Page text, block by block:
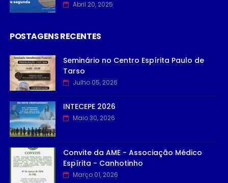
Abril 20, 2025
POSTAGENS RECENTES
Seminário no Centro Espírita Paulo de
Tarso
Julho 05, 2026
INTECEPE 2026
Maio 30, 2026
Convite da AME - Associação Médico
Espírita - Canhotinho
Março 01, 2026